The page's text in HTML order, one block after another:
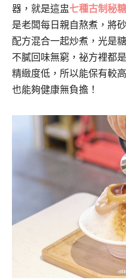
器，就是這盅七種古制秘糖
是老闆每日親自熬煮，將
配方混合一起炒煮，光是
不膩回味無窮，祕方裡都
精緻度低，所以能保有較
也能夠健康無負擔！